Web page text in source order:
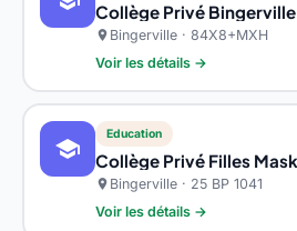
Collège Privé Bingerville
location_on Bingerville · 84X8+MXH
Voir les détails →
school
Education
Collège Privé Filles
location_on Bingerville · 25 BP 1041
Voir les détails →